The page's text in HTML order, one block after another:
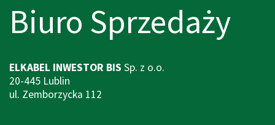
Biuro Sprzedaży
ELKABEL INWESTOR BIS Sp. z o.o.
20-445 Lublin
ul. Zemborzycka 112